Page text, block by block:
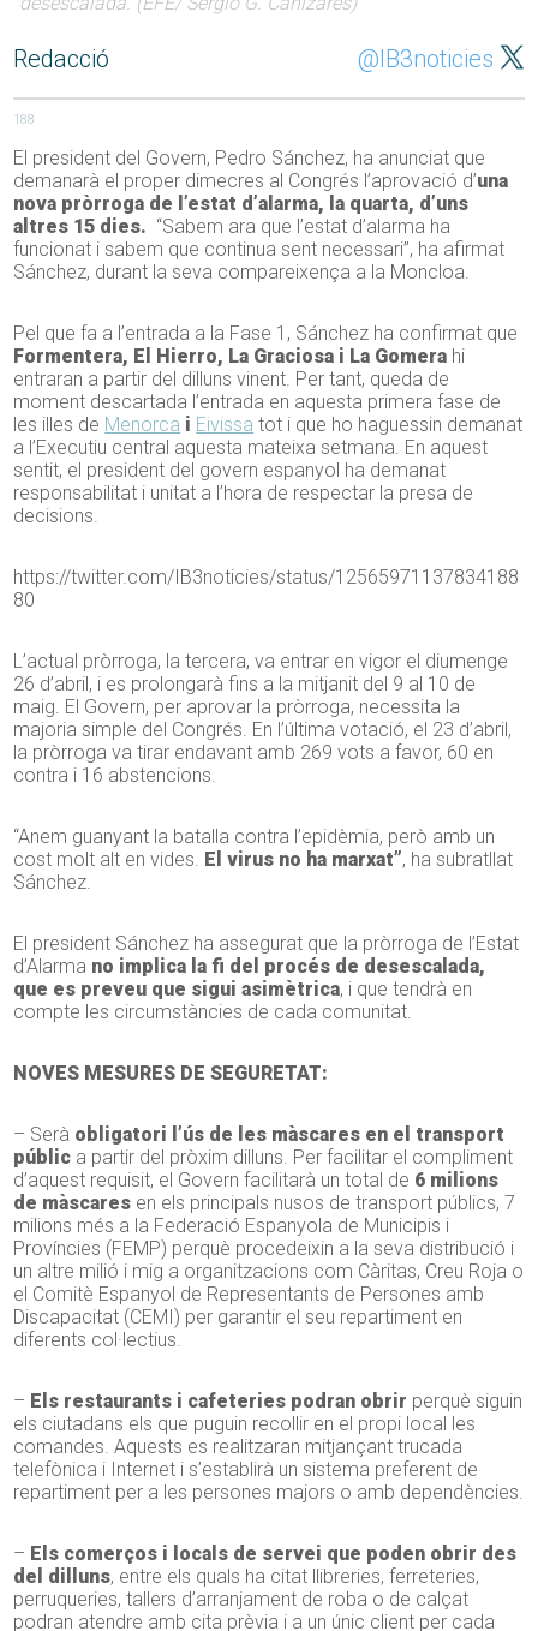
Redacció @IB3noticies
188
El president del Govern, Pedro Sánchez, ha anunciat que
demanarà el proper dimecres al Congrés l’aprovació d’una
nova pròrroga de l’estat d’alarma, la quarta, d’uns
altres 15 dies. “Sabem ara que l’estat d’alarma ha
funcionat i sabem que continua sent necessari”, ha afirmat
Sánchez, durant la seva compareixença a la Moncloa.
Pel que fa a l’entrada a la Fase 1, Sánchez ha confirmat que
Formentera, El Hierro, La Graciosa i La Gomera hi
entraran a partir del dilluns vinent. Per tant, queda de
moment descartada l’entrada en aquesta primera fase de
les illes de Menorca i Eivissa tot i que ho haguessin demanat
a l’Executiu central aquesta mateixa setmana. En aquest
sentit, el president del govern espanyol ha demanat
responsabilitat i unitat a l’hora de respectar la presa de
decisions.
https://twitter.com/IB3noticies/status/12565971137834188
80
L’actual pròrroga, la tercera, va entrar en vigor el diumenge
26 d’abril, i es prolongarà fins a la mitjanit del 9 al 10 de
maig. El Govern, per aprovar la pròrroga, necessita la
majoria simple del Congrés. En l’última votació, el 23 d’abril,
la pròrroga va tirar endavant amb 269 vots a favor, 60 en
contra i 16 abstencions.
“Anem guanyant la batalla contra l’epidèmia, però amb un
cost molt alt en vides. El virus no ha marxat”, ha subratllat
Sánchez.
El president Sánchez ha assegurat que la pròrroga de l’Estat
d’Alarma no implica la fi del procés de desescalada,
que es preveu que sigui asimètrica, i que tendrà en
compte les circumstàncies de cada comunitat.
NOVES MESURES DE SEGURETAT:
– Serà obligatori l’ús de les màscares en el transport
públic a partir del pròxim dilluns. Per facilitar el compliment
d’aquest requisit, el Govern facilitarà un total de 6 milions
de màscares en els principals nusos de transport públics, 7
milions més a la Federació Espanyola de Municipis i
Províncies (FEMP) perquè procedeixin a la seva distribució i
un altre milió i mig a organitzacions com Càritas, Creu Roja o
el Comitè Espanyol de Representants de Persones amb
Discapacitat (CEMI) per garantir el seu repartiment en
diferents col·lectius.
– Els restaurants i cafeteries podran obrir perquè siguin
els ciutadans els que puguin recollir en el propi local les
comandes. Aquests es realitzaran mitjançant trucada
telefònica i Internet i s’establirà un sistema preferent de
repartiment per a les persones majors o amb dependències.
– Els comerços i locals de servei que poden obrir des
del dilluns, entre els quals ha citat llibreries, ferreteries,
perruqueries, tallers d’arranjament de roba o de calçat
podran atendre amb cita prèvia i a un únic client per cada